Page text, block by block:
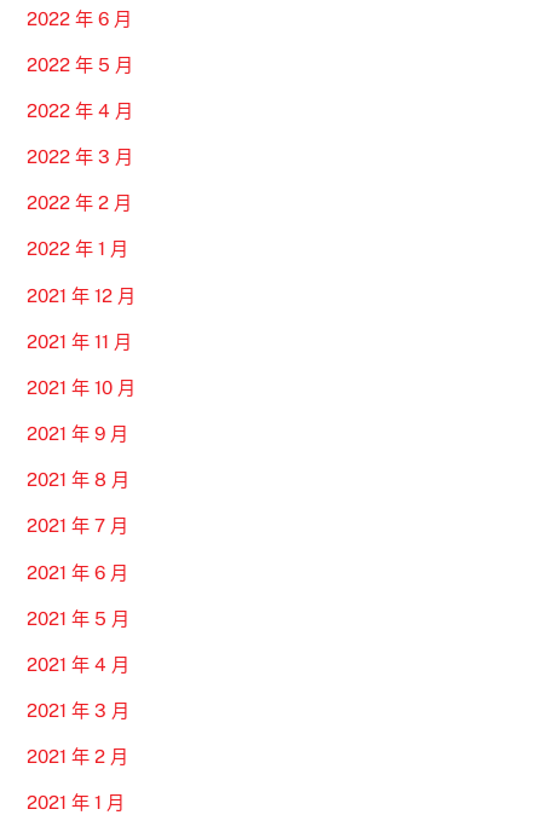
2022 年 6 月
2022 年 5 月
2022 年 4 月
2022 年 3 月
2022 年 2 月
2022 年 1 月
2021 年 12 月
2021 年 11 月
2021 年 10 月
2021 年 9 月
2021 年 8 月
2021 年 7 月
2021 年 6 月
2021 年 5 月
2021 年 4 月
2021 年 3 月
2021 年 2 月
2021 年 1 月